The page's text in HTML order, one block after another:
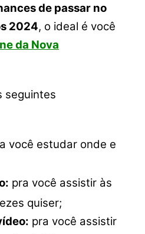
de passar no
2024, o ideal é você
da Nova
seguintes
você estudar onde e
pra você assistir às
quiser;
pra você assistir